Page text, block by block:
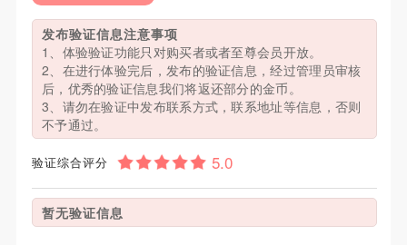
发布验证信息注意事项
1、体验验证功能只对购买者或者至尊会员开放。
2、在进行体验完后，发布的验证信息，经过管理员审核
后，优秀的验证信息我们将返还部分的金币。
3、请勿在验证中发布联系方式，联系地址等信息，否则
不予通过。
验证综合评分
暂无验证信息